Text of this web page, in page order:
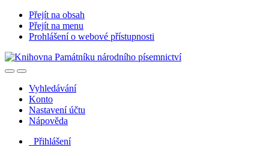
Přejít na obsah
Přejít na menu
Prohlášení o webové přístupnosti
Vyhledávání
Konto
Nastavení účtu
Nápověda
Přihlášení